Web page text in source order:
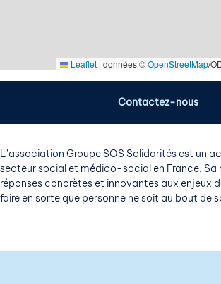
L’association Groupe SOS Solidarités est un
secteur social et médico-social en France. Sa
réponses concrètes et innovantes aux enjeux
faire en sorte que personne ne soit au bout de
Leaflet | données ©OpenStreetMap/
Contactez-nous